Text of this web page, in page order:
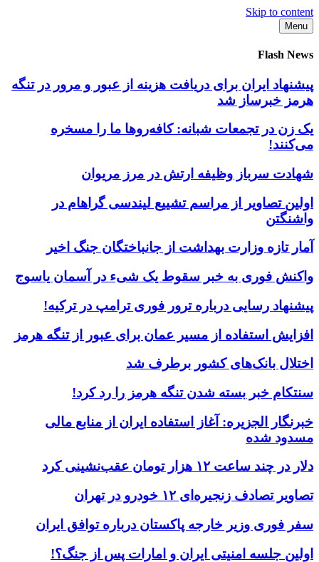
Skip to content
Menu
Flash News
پیشنهاد ایران برای دریافت هزینه از عبور و مرور در تنگه
هرمز خبرساز شد
یک زن در تجمعات شبانه: کافه‌روها ما را مسخره
می‌کنند!
شهادت سرباز وظیفه ارتش در مرز مریوان
اولین تصاویر از مراسم تشییع لیندسی گراهام در
واشنگتن
آمار تازه وزارت بهداشت از جانباختگان جنگ اخیر
واکنش فوری به خبر سقوط یک شیء در آسمان یاسوج
پیشنهاد رسایی درباره ترور فوری ترامپ در ترکیه!
افزایش استفاده از مسیر عمان برای عبور از تنگه هرمز
اختلال بانک‌های کشور برطرف شد
سنتکام خبر بسته شدن تنگه هرمز را رد کرد!
خبرنگار الجزیره: آغاز استفاده ایران از منابع مالی
مسدود شده
دلار در چند ساعت ۱۲ هزار تومان عقب‌نشینی کرد
تصاویر تصادف زنجیره‌ای ۱۲ خودرو در تهران
سفر فوری وزیر خارجه پاکستان درباره توافق ایران
اولین جلسه امنیتی ایران و امارات پس از جنگ؟!